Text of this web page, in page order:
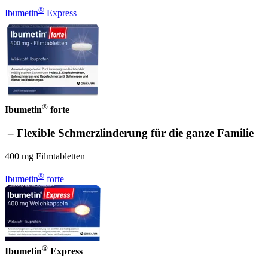
Ibumetin® Express
Ibumetin® forte
– Flexible Schmerzlinderung für die ganze Familie
400 mg Filmtabletten
Ibumetin® forte
Ibumetin® Express